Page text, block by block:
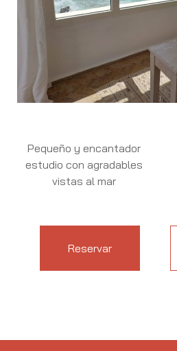
Pequeño y encantador
estudio con agradables
vistas al mar
Reservar